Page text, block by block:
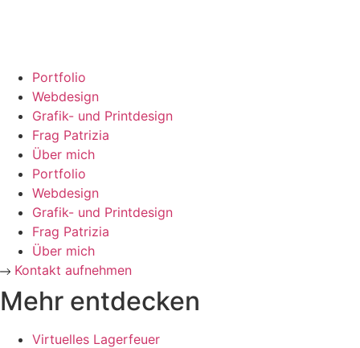
Portfolio
Webdesign
Grafik- und Printdesign
Frag Patrizia
Über mich
Portfolio
Webdesign
Grafik- und Printdesign
Frag Patrizia
Über mich
Kontakt aufnehmen
Mehr entdecken
Virtuelles Lagerfeuer